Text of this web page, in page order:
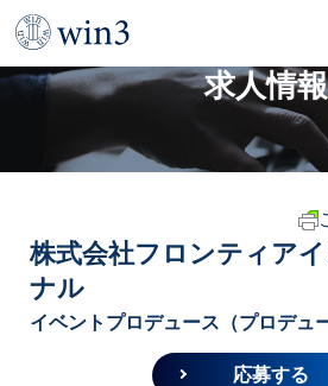
TOP
求人情報
株式会社フロンティア
ナル
イベントプロデュース（プロデュ
応募する